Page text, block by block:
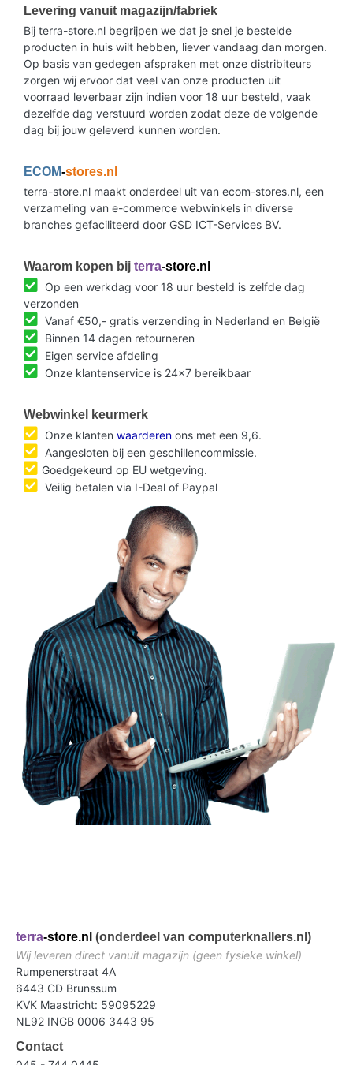
Levering vanuit magazijn/fabriek
Bij terra-store.nl begrijpen we dat je snel je bestelde
producten in huis wilt hebben, liever vandaag dan morgen.
Op basis van gedegen afspraken met onze distribiteurs
zorgen wij ervoor dat veel van onze producten uit
voorraad leverbaar zijn indien voor 18 uur besteld, vaak
dezelfde dag verstuurd worden zodat deze de volgende
dag bij jouw geleverd kunnen worden.
ECOM-stores.nl
terra-store.nl maakt onderdeel uit van ecom-stores.nl, een
verzameling van e-commerce webwinkels in diverse
branches gefaciliteerd door GSD ICT-Services BV.
Waarom kopen bij terra-store.nl
Op een werkdag voor 18 uur besteld is zelfde dag
verzonden
Vanaf €50,- gratis verzending in Nederland en België
Binnen 14 dagen retourneren
Eigen service afdeling
Onze klantenservice is 24x7 bereikbaar
Webwinkel keurmerk
Onze klanten waarderen ons met een 9,6.
Aangesloten bij een geschillencommissie.
Goedgekeurd op EU wetgeving.
Veilig betalen via I-Deal of Paypal
terra-store.nl (onderdeel van computerknallers.nl)
Wij leveren direct vanuit magazijn (geen fysieke winkel)
Rumpenerstraat 4A
6443 CD Brunssum
KVK Maastricht: 59095229
NL92 INGB 0006 3443 95
Contact